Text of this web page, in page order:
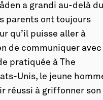
a grandi au-delà du
parents ont toujours
qu’il puisse aller à
de communiquer avec
pratiquée à The
Unis, le jeune
réussi à griffonner son